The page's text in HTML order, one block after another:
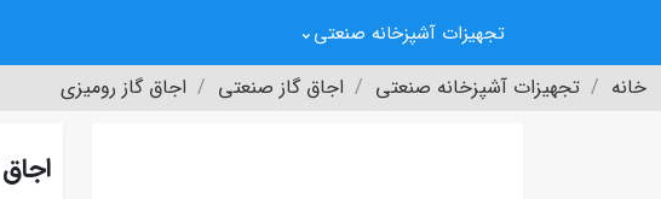
تجهیزات آشپزخانه صنعتی
خانه تجهیزات آشپزخانه صنعتی اجاق گاز صنعتی اجاق گاز رومیزی